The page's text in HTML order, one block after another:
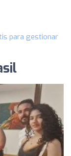
para gestionar